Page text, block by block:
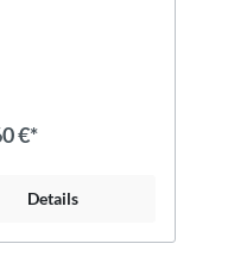
€*
Details